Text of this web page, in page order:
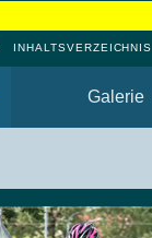
INHALTSVERZEICHNIS
Galerie